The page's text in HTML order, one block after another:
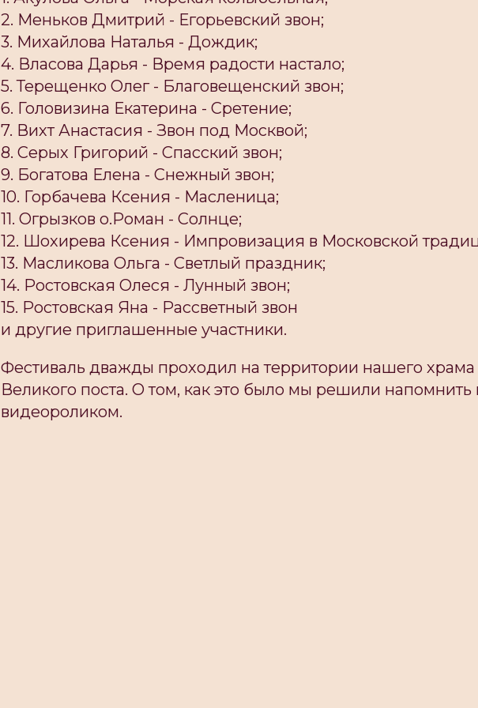
2. Меньков Дмитрий - Егорьевский звон;
3. Михайлова Наталья - Дождик;
4. Власова Дарья - Время радости настало;
5. Терещенко Олег - Благовещенский звон;
6. Головизина Екатерина - Сретение;
7. Вихт Анастасия - Звон под Москвой;
8. Серых Григорий - Спасский звон;
9. Богатова Елена - Снежный звон;
10. Горбачева Ксения - Масленица;
11. Огрызков о.Роман - Солнце;
12. Шохирева Ксения - Импровизация в Московской
13. Масликова Ольга - Светлый праздник;
14. Ростовская Олеся - Лунный звон;
15. Ростовская Яна - Рассветный звон
и другие приглашенные участники.
Фестиваль дважды проходил на территории нашего храма
Великого поста. О том, как это было мы решили напомнить
видеороликом.